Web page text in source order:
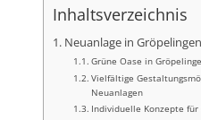
Inhaltsverzeichnis
Neuanlage in Gröpelingen
Grüne Oase in
Vielfältige
Neuanlagen
Individuelle Konzepte